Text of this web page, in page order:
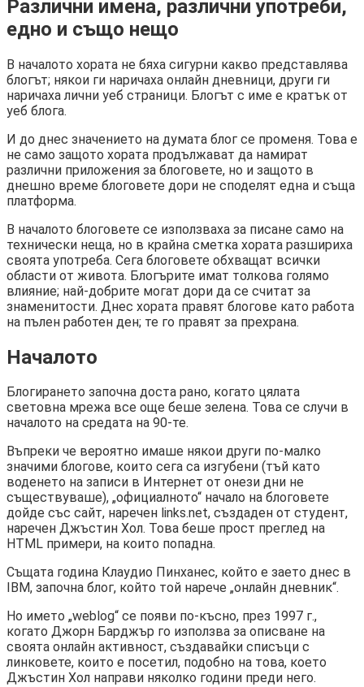
Различни имена, различни употреби,
едно и също нещо
В началото хората не бяха сигурни какво представлява
блогът; някои ги наричаха онлайн дневници, други ги
наричаха лични уеб страници. Блогът с име е кратък от
уеб блога.
И до днес значението на думата блог се променя. Това е
не само защото хората продължават да намират
различни приложения за блоговете, но и защото в
днешно време блоговете дори не споделят една и съща
платформа.
В началото блоговете се използваха за писане само на
технически неща, но в крайна сметка хората разшириха
своята употреба. Сега блоговете обхващат всички
области от живота. Блогърите имат толкова голямо
влияние; най-добрите могат дори да се считат за
знаменитости. Днес хората правят блогове като работа
на пълен работен ден; те го правят за прехрана.
Началото
Блогирането започна доста рано, когато цялата
световна мрежа все още беше зелена. Това се случи в
началото на средата на 90-те.
Въпреки че вероятно имаше някои други по-малко
значими блогове, които сега са изгубени (тъй като
воденето на записи в Интернет от онези дни не
съществуваше), „официалното“ начало на блоговете
дойде със сайт, наречен links.net, създаден от студент,
наречен Джъстин Хол. Това беше прост преглед на
HTML примери, на които попадна.
Същата година Клаудио Пинханес, който е заето днес в
IBM, започна блог, който той нарече „онлайн дневник“.
Но името „weblog“ се появи по-късно, през 1997 г.,
когато Джорн Барджър го използва за описване на
своята онлайн активност, създавайки списъци с
линковете, които е посетил, подобно на това, което
Джъстин Хол направи няколко години преди него.